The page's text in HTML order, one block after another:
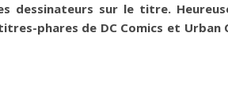
dessinateurs sur le titre.
phares de DC Comics et Urban